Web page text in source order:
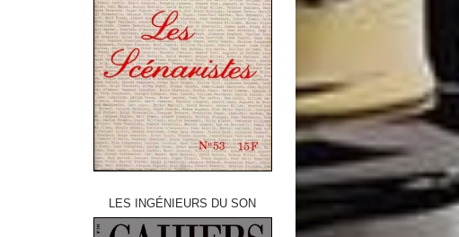
LES INGÉNIEURS DU SON